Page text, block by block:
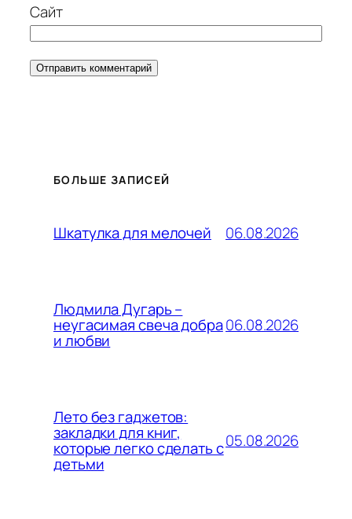
Сайт
БОЛЬШЕ ЗАПИСЕЙ
Шкатулка для мелочей 06.08.2026
Людмила Дугарь –
неугасимая свеча добра
и любви
06.08.2026
Лето без гаджетов:
закладки для книг,
которые легко сделать с
детьми
05.08.2026